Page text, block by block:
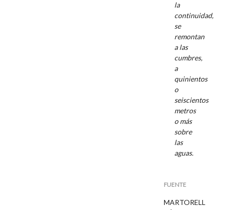
la
continuidad,
se
remontan
a las
cumbres,
a
quinientos
o
seiscientos
metros
o más
sobre
las
aguas.
FUENTE
MARTORELL